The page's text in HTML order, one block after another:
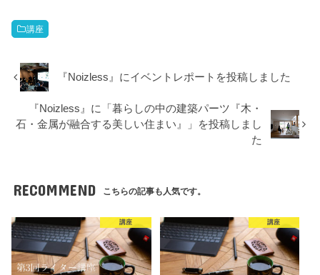
講座
『Noizless』にイベントレポートを投稿しました
『Noizless』に「暮らしの中の建築パーツ『木・
石・金属が融合する美しい住まい』」を投稿しまし
た
RECOMMEND こちらの記事も人気です。
講座 講座